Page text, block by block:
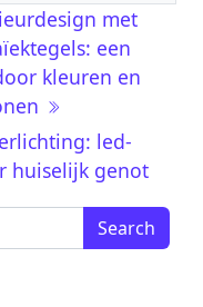
met
een
kleuren en
led-
huiselijk genot